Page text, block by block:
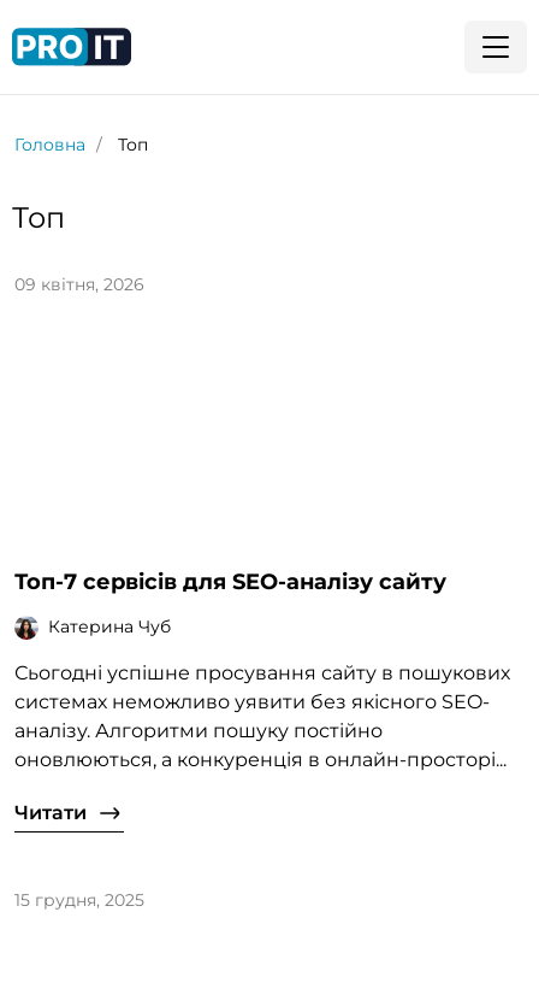
Головна Топ
Топ
09 квітня, 2026
Топ-7 сервісів для SEO-аналізу сайту
Катерина Чуб
Сьогодні успішне просування сайту в пошукових
системах неможливо уявити без якісного SEO-
аналізу. Алгоритми пошуку постійно
оновлюються, а конкуренція в онлайн-просторі...
Читати
15 грудня, 2025